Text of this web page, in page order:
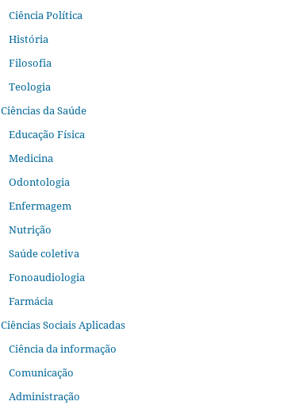
Ciência Política
História
Filosofia
Teologia
Ciências da Saúde
Educação Física
Medicina
Odontologia
Enfermagem
Nutrição
Saúde coletiva
Fonoaudiologia
Farmácia
Ciências Sociais Aplicadas
Ciência da informação
Comunicação
Administração